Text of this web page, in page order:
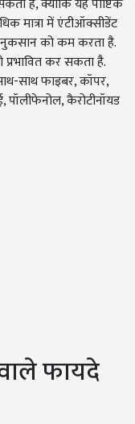
है, क्योंकि यह पौष्टिक
मात्रा में एंटीऑक्सीडेंट
नुकसान को कम करता है.
कर सकता है.
साथ फाइबर, कॉपर,
कैरोटीनॉयड
फायदे